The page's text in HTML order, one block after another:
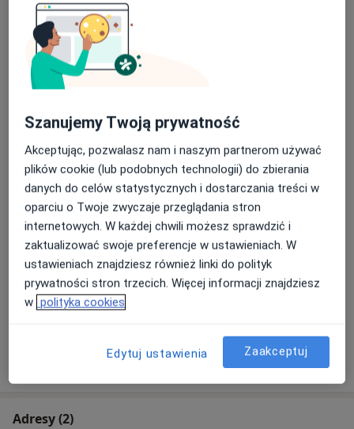
Prowadzenie ciąży
Od 320 zł Szczegóły
1 550 zł Szczegóły
Wizyta profilaktyczna: USG +
badanie + cytologia LBC
Szczegóły
Umów wizytę
Wizyta położnicza
Szczegóły Umów wizytę
+ 21 usług
W jaki sposób ustalane są ceny?
Adresy (2)
Szanujemy Twoją prywatność
Akceptując, pozwalasz nam i naszym partnerom używać
plików cookie (lub podobnych technologii) do zbierania
danych do celów statystycznych i dostarczania treści w
oparciu o Twoje zwyczaje przeglądania stron
internetowych. W każdej chwili możesz sprawdzić i
zaktualizować swoje preferencje w ustawieniach. W
ustawieniach znajdziesz również linki do polityk
prywatności stron trzecich. Więcej informacji znajdziesz
w polityka cookies
Edytuj ustawienia Zaakceptuj